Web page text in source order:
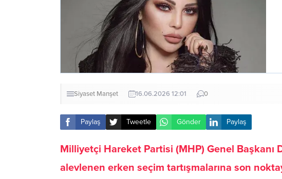
Siyaset Manşet 16.06.2026 12:01 0
Paylaş Tweetle Gönder Paylaş
Milliyetçi Hareket Partisi (MHP) Genel
alevlenen erken seçim tartışmalarına son